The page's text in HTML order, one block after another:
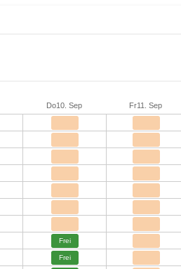
Do10. Sep Fr11. Sep
Frei
Frei